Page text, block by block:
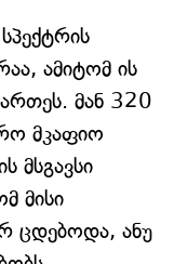
ამიტომ ის
მან 320
მკაფიო
მსგავსი
მისი
ცდებოდა, ანუ